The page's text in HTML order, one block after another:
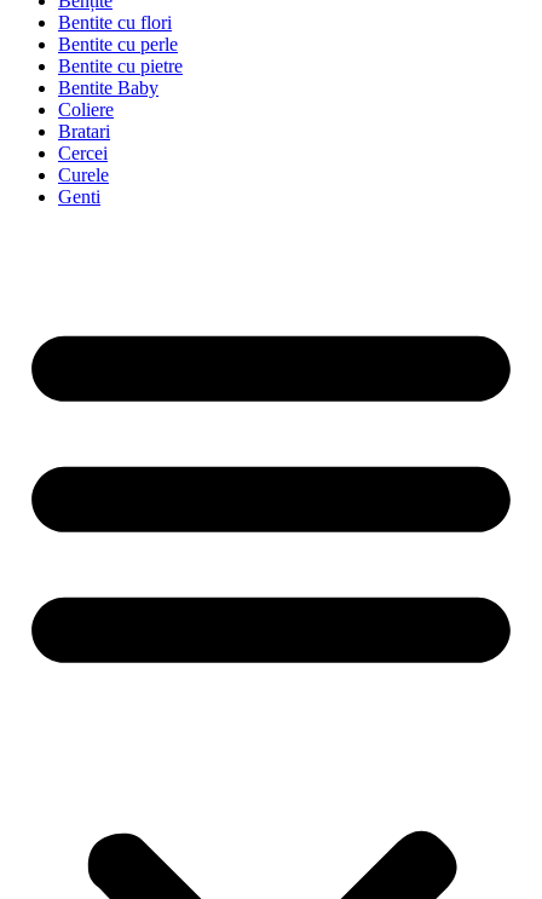
Bentite cu flori
Bentite cu perle
Bentite cu pietre
Bentite Baby
Coliere
Bratari
Cercei
Curele
Genti